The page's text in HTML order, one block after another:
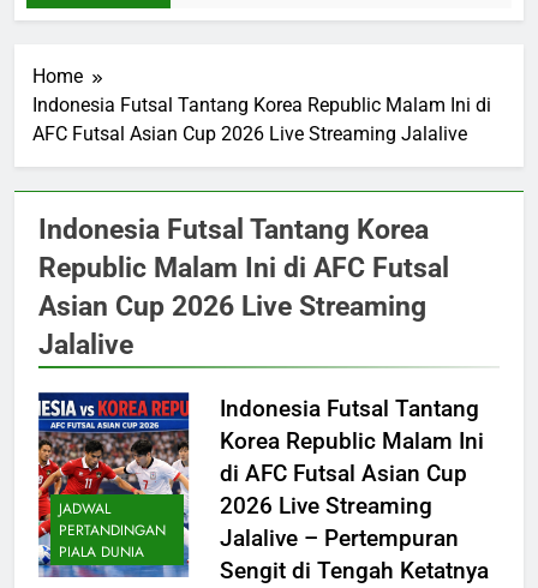
Home
Indonesia Futsal Tantang Korea Republic Malam Ini di
AFC Futsal Asian Cup 2026 Live Streaming Jalalive
Indonesia Futsal Tantang Korea
Republic Malam Ini di AFC Futsal
Asian Cup 2026 Live Streaming
Jalalive
JADWAL
PERTANDINGAN
PIALA DUNIA
Indonesia Futsal Tantang
Korea Republic Malam Ini
di AFC Futsal Asian Cup
2026 Live Streaming
Jalalive – Pertempuran
Sengit di Tengah Ketatnya